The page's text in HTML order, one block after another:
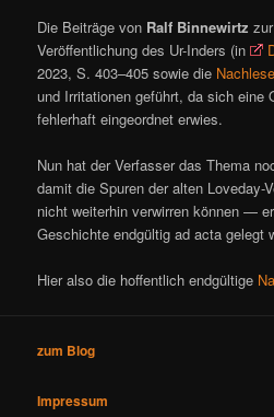
Die Beiträge von Ralf Binnewirtz
Veröffentlichung des Ur-Inders (in
2023, S. 403–405 sowie die
und Irritationen geführt, da sich eine
fehlerhaft eingeordnet erwies.
Nun hat der Verfasser das Thema
damit die Spuren der alten Loveday-
nicht weiterhin verwirren können —
Geschichte endgültig ad acta gelegt
Hier also die hoffentlich endgültige
zum Blog
Impressum